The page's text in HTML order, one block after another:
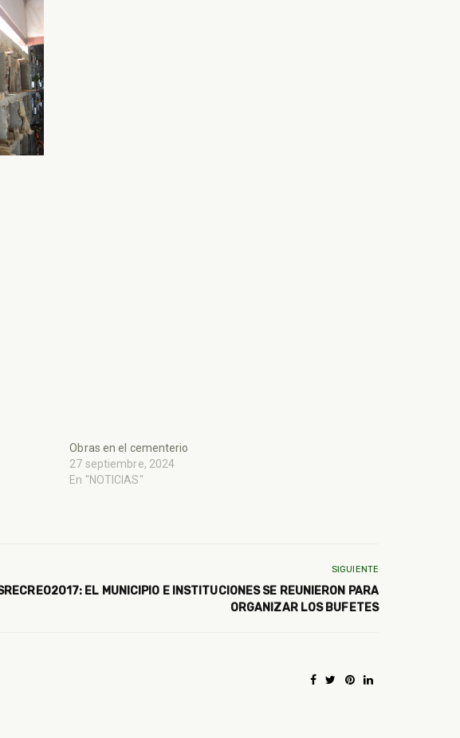
Obras en el cementerio
27 septiembre, 2024
En "NOTICIAS"
SIGUIENTE
EL MUNICIPIO E INSTITUCIONES SE REUNIERON PARA
ORGANIZAR LOS BUFETES